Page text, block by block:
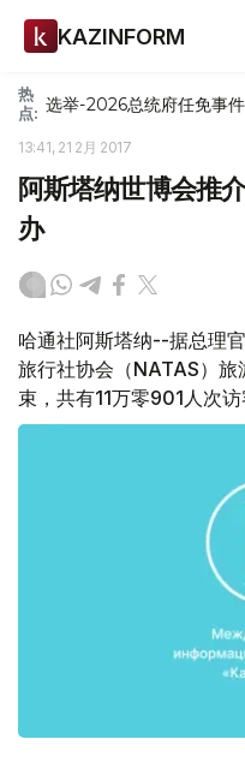
KAZINFORM
热
点: 选举-2026总统府任免事件
13:41, 21 2月 2017
阿斯塔纳世博会推
办
哈通社阿斯塔纳--据总理
旅行社协会（NATAS）
束，共有11万零901人次访